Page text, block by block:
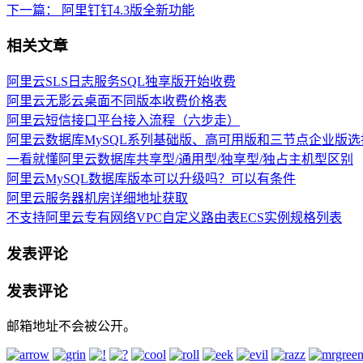
下一篇： 阿里钉钉4.3版全新功能
相关文章
阿里云SLS日志服务SQL独享版开始收费
阿里云无影云桌面不同版本收费价格表
阿里云短信接口平台接入流程（六步走）
阿里云数据库MySQL系列基础版、高可用版和三节点企业版
一看就懂阿里云数据库共享型/通用型/独享型/独占主机型区别
阿里云MySQL数据库版本可以升级吗？可以有条件
阿里云服务器机房详细地址获取
不支持阿里云专有网络VPC自定义路由表ECS实例规格列表
发表评论
发表评论
邮箱地址不会被公开。